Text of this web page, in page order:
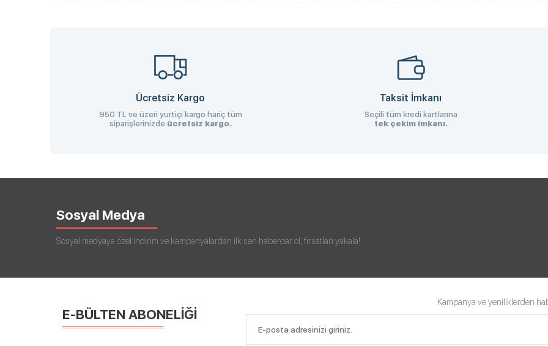
Ücretsiz Kargo
950 TL ve üzeri yurtiçi kargo hariç tüm
siparişlerinizde ücretsiz kargo.
Taksit İmkanı
Seçili tüm kredi kartlarına
tek çekim imkanı.
Sosyal Medya
Sosyal medyaya özel indirim ve kampanyalardan ilk sen haberdar ol, fırsatları yakala!
E-BÜLTEN ABONELİĞİ
Kampanya ve yeniliklerden